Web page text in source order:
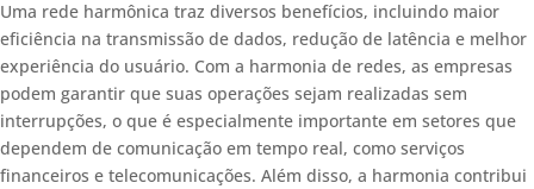
Uma rede harmônica traz diversos benefícios, incluindo maior
eficiência na transmissão de dados, redução de latência e melhor
experiência do usuário. Com a harmonia de redes, as empresas
podem garantir que suas operações sejam realizadas sem
interrupções, o que é especialmente importante em setores que
dependem de comunicação em tempo real, como serviços
financeiros e telecomunicações. Além disso, a harmonia contribui